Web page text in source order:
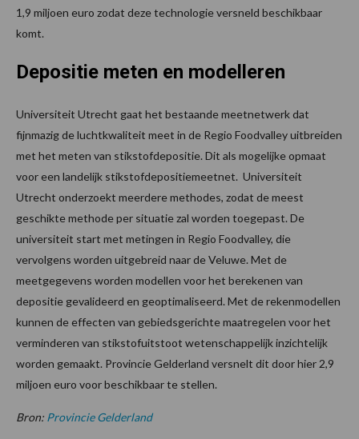
1,9 miljoen euro zodat deze technologie versneld beschikbaar
komt.
Depositie meten en modelleren
Universiteit Utrecht gaat het bestaande meetnetwerk dat
fijnmazig de luchtkwaliteit meet in de Regio Foodvalley uitbreiden
met het meten van stikstofdepositie. Dit als mogelijke opmaat
voor een landelijk stikstofdepositiemeetnet. Universiteit
Utrecht onderzoekt meerdere methodes, zodat de meest
geschikte methode per situatie zal worden toegepast. De
universiteit start met metingen in Regio Foodvalley, die
vervolgens worden uitgebreid naar de Veluwe. Met de
meetgegevens worden modellen voor het berekenen van
depositie gevalideerd en geoptimaliseerd. Met de rekenmodellen
kunnen de effecten van gebiedsgerichte maatregelen voor het
verminderen van stikstofuitstoot wetenschappelijk inzichtelijk
worden gemaakt. Provincie Gelderland versnelt dit door hier 2,9
miljoen euro voor beschikbaar te stellen.
Bron: Provincie Gelderland